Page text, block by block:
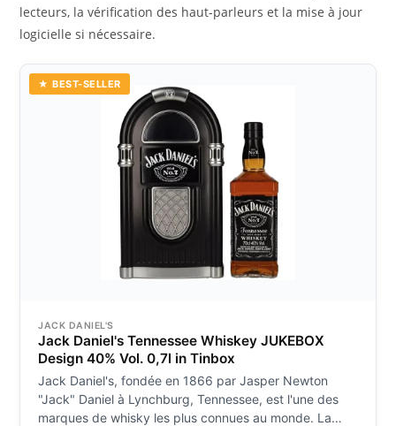
lecteurs, la vérification des haut-parleurs et la mise à jour
logicielle si nécessaire.
★ BEST-SELLER
JACK DANIEL'S
Jack Daniel's Tennessee Whiskey JUKEBOX
Design 40% Vol. 0,7l in Tinbox
Jack Daniel's, fondée en 1866 par Jasper Newton
"Jack" Daniel à Lynchburg, Tennessee, est l'une des
marques de whisky les plus connues au monde. La